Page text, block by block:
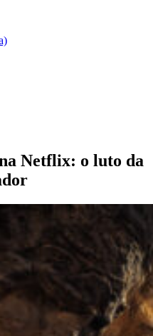
Netflix: o luto da